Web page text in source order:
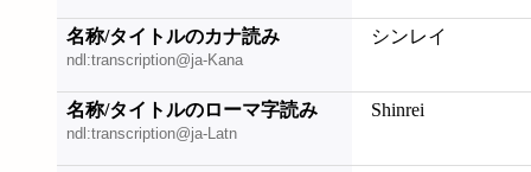
名称/タイトルのカナ読み
ndl:transcription@ja-Kana
シンレイ
名称/タイトルのローマ字読み
ndl:transcription@ja-Latn
Shinrei